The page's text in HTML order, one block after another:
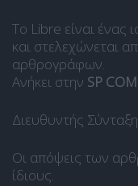
Το Libre είναι ένας
και στελεχώνεται
αρθρογράφων.
Ανήκει στην SP
Διευθυντής
Οι απόψεις των
ίδιους.